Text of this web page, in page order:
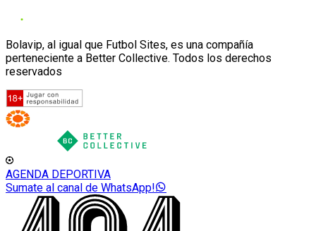
Bolavip, al igual que Futbol Sites, es una compañía
perteneciente a Better Collective. Todos los derechos
reservados
AGENDA DEPORTIVA
Sumate al canal de WhatsApp!